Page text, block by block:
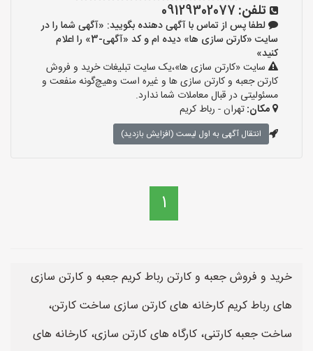
تلفن: 09129302077
لطفا پس از تماس با آگهی دهنده بگویید: «آگهی شما را در
سایت «کارتن سازی ها» دیده ام و کد «آگهی-3» را اعلام
کنید»
سایت «کارتن سازی ها»،یک سایت تبلیغات خرید و فروش
کارتن جعبه و کارتن سازی ها و غیره است وهیچ‌گونه منفعت و
مسئولیتی در قبال معاملات شما ندارد.
مکان:تهران - رباط کریم
انتقال آگهی به اول لیست (افزایش بازدید)
1
خرید و فروش جعبه و کارتن رباط کریم جعبه و کارتن سازی
های رباط کریم کارخانه های کارتن سازی ساخت کارتن،
ساخت جعبه کارتنی، کارگاه های کارتن سازی، کارخانه های